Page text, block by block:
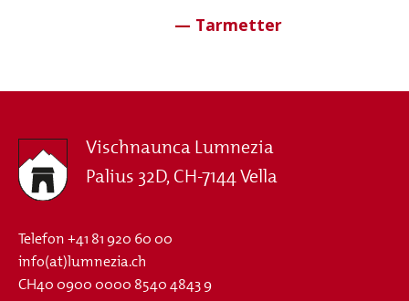
Vischnaunca Lumnezia
Palius 32D, CH-7144 Vella
Telefon+41 81 920 60 00
info(at)lumnezia.ch
CH40 0900 0000 8540 4843 9